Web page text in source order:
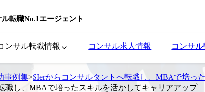
ル転職No.1エージェント
ンサル転職情報 コンサル求人情報 コンサ
事例集>SIerからコンサルタントへ転職し、MBAで培っ
職し、MBAで培ったスキルを活かしてキャリアアップ